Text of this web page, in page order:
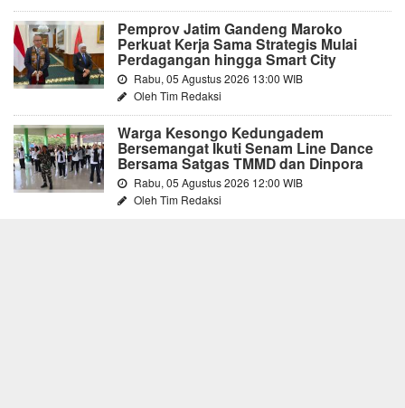
Pemprov Jatim Gandeng Maroko
Perkuat Kerja Sama Strategis Mulai
Perdagangan hingga Smart City
Rabu, 05 Agustus 2026 13:00 WIB
Oleh Tim Redaksi
Warga Kesongo Kedungadem
Bersemangat Ikuti Senam Line Dance
Bersama Satgas TMMD dan Dinpora
Rabu, 05 Agustus 2026 12:00 WIB
Oleh Tim Redaksi